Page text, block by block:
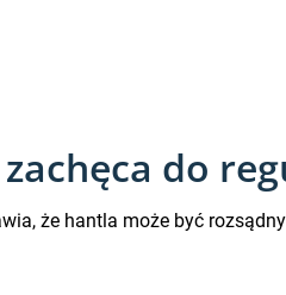
do
że hantla może być